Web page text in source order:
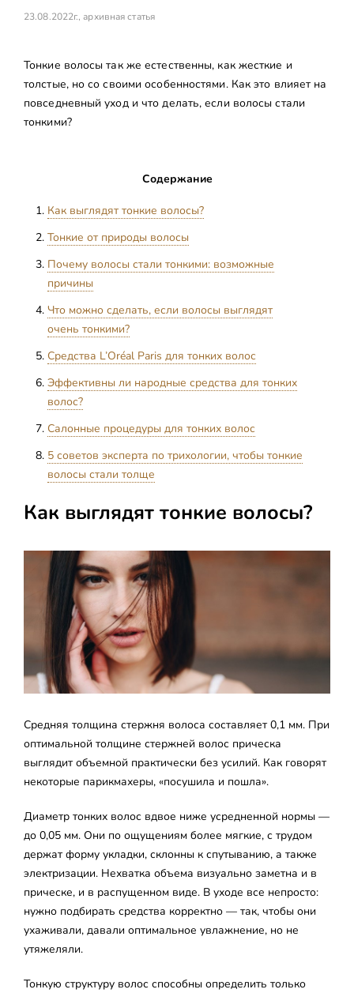
23.08.2022г., архивная статья
Тонкие волосы так же естественны, как жесткие и
толстые, но со своими особенностями. Как это влияет на
повседневный уход и что делать, если волосы стали
тонкими?
Содержание
Как выглядят тонкие волосы?
Тонкие от природы волосы
Почему волосы стали тонкими: возможные
причины
Что можно сделать, если волосы выглядят
очень тонкими?
Средства L’Oréal Paris для тонких волос
Эффективны ли народные средства для тонких
волос?
Салонные процедуры для тонких волос
5 советов эксперта по трихологии, чтобы тонкие
волосы стали толще
Как выглядят тонкие волосы?
Средняя толщина стержня волоса составляет 0,1 мм. При
оптимальной толщине стержней волос прическа
выглядит объемной практически без усилий. Как говорят
некоторые парикмахеры, «посушила и пошла».
Диаметр тонких волос вдвое ниже усредненной нормы —
до 0,05 мм. Они по ощущениям более мягкие, с трудом
держат форму укладки, склонны к спутыванию, а также
электризации. Нехватка объема визуально заметна и в
прическе, и в распущенном виде. В уходе все непросто:
нужно подбирать средства корректно — так, чтобы они
ухаживали, давали оптимальное увлажнение, но не
утяжеляли.
Тонкую структуру волос способны определить только